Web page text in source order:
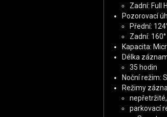
Zadní: Full
Pozorovací
Přední:
Zadní:
Kapacita:
Délka
35 hodin
Noční režim:
Režimy
parkovací